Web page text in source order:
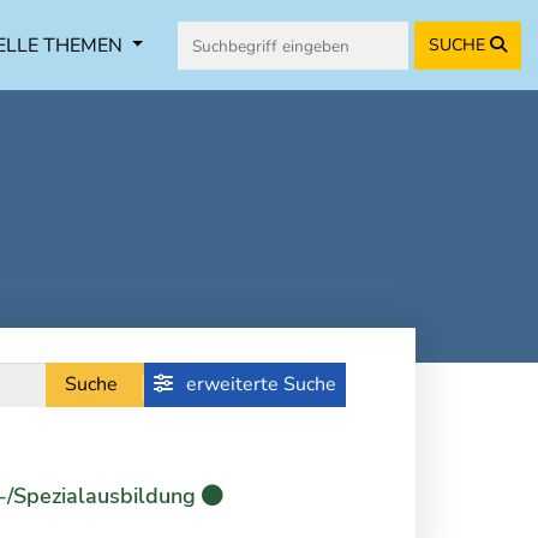
THEMEN SUCHE
Suche erweiterte Suche
Spezialausbildung